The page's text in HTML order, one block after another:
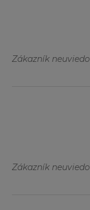
Zákazník
Zákazník